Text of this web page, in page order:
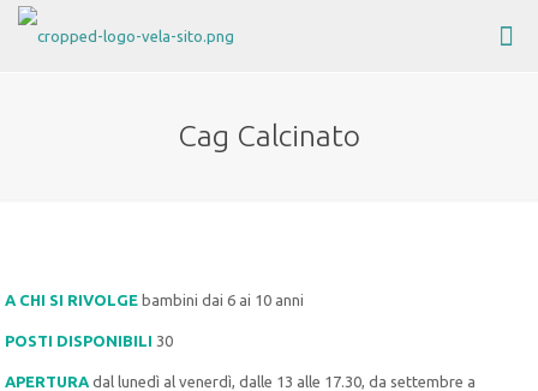
Cag Calcinato
A CHI SI RIVOLGE bambini dai 6 ai 10 anni
POSTI DISPONIBILI 30
APERTURA dal lunedì al venerdì, dalle 13 alle 17.30, da settembre a